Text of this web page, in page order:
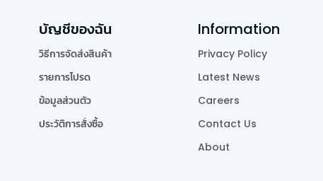
บัญชีของฉัน
วิธีการจัดส่งสินค้า
รายการโปรด
ข้อมูลส่วนตัว
ประวัติการสั่งซื้อ
Information
Privacy Policy
Latest News
Careers
Contact Us
About